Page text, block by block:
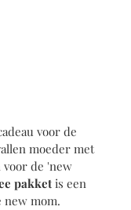
voor de
moeder met
de 'new
pakket is een
new mom.